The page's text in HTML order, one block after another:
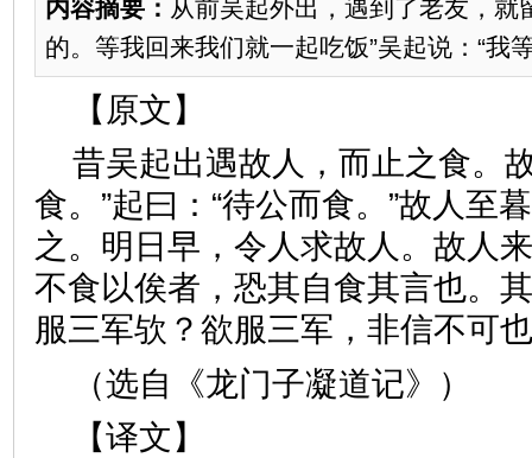
内容摘要： 从前吴起外出，遇到了老友，就
的。等我回来我们就一起吃饭”吴起说：“我
【原文】
昔吴起出遇故人，而止之食。
食。”起曰：“待公而食。”故人至
之。明日早，令人求故人。故人
不食以俟者，恐其自食其言也。
服三军欤？欲服三军，非信不可
（选自《龙门子凝道记》）
【译文】